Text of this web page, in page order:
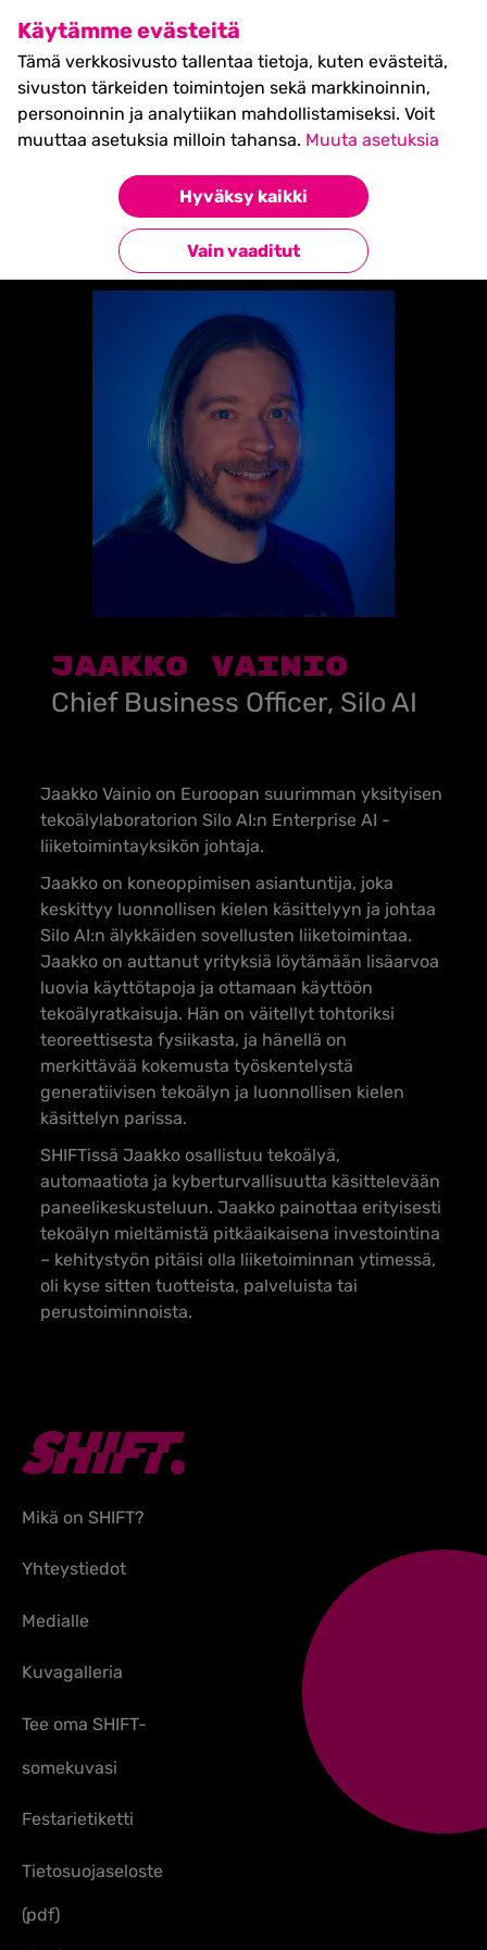
Käytämme evästeitä
Tämä verkkosivusto tallentaa tietoja, kuten evästeitä,
sivuston tärkeiden toimintojen sekä markkinoinnin,
personoinnin ja analytiikan mahdollistamiseksi. Voit
muuttaa asetuksia milloin tahansa. Muuta asetuksia
Hyväksy kaikki
Vain vaaditut
SHIFT Business Festival
27.5.2027, Turku - liput
myynnissä nyt! >>
Jaakko Vainio
Takaisin esiintyjiin
Jaakko Vainio
Chief Business Officer, Silo AI
Jaakko Vainio on Euroopan suurimman yksityisen
tekoälylaboratorion Silo AI:n Enterprise AI -
liiketoimintayksikön johtaja.
Jaakko on koneoppimisen asiantuntija, joka
keskittyy luonnollisen kielen käsittelyyn ja johtaa
Silo AI:n älykkäiden sovellusten liiketoimintaa.
Jaakko on auttanut yrityksiä löytämään lisäarvoa
luovia käyttötapoja ja ottamaan käyttöön
tekoälyratkaisuja. Hän on väitellyt tohtoriksi
teoreettisesta fysiikasta, ja hänellä on
merkittävää kokemusta työskentelystä
generatiivisen tekoälyn ja luonnollisen kielen
käsittelyn parissa.
SHIFTissä Jaakko osallistuu tekoälyä,
automaatiota ja kyberturvallisuutta käsittelevään
paneelikeskusteluun. Jaakko painottaa erityisesti
tekoälyn mieltämistä pitkäaikaisena investointina
– kehitystyön pitäisi olla liiketoiminnan ytimessä,
oli kyse sitten tuotteista, palveluista tai
perustoiminnoista.
Mikä on SHIFT?
Yhteystiedot
Medialle
Kuvagalleria
Tee oma SHIFT-
somekuvasi
Festarietiketti
Tietosuojaseloste
(pdf)